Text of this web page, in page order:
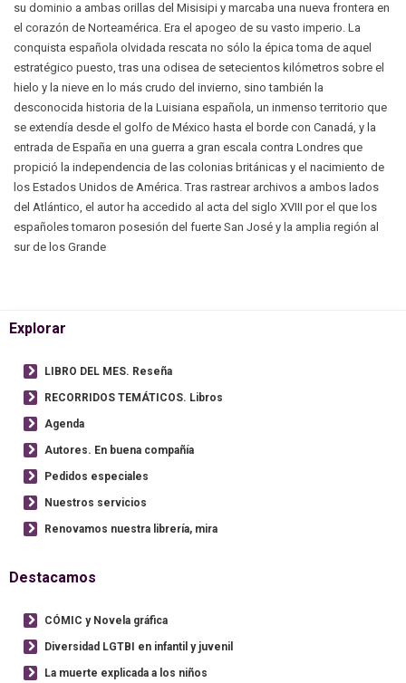
su dominio a ambas orillas del Misisipi y marcaba una nueva frontera en
el corazón de Norteamérica. Era el apogeo de su vasto imperio. La
conquista española olvidada rescata no sólo la épica toma de aquel
estratégico puesto, tras una odisea de setecientos kilómetros sobre el
hielo y la nieve en lo más crudo del invierno, sino también la
desconocida historia de la Luisiana española, un inmenso territorio que
se extendía desde el golfo de México hasta el borde con Canadá, y la
entrada de España en una guerra a gran escala contra Londres que
propició la independencia de las colonias británicas y el nacimiento de
los Estados Unidos de América. Tras rastrear archivos a ambos lados
del Atlántico, el autor ha accedido al acta del siglo XVIII por el que los
españoles tomaron posesión del fuerte San José y la amplia región al
sur de los Grande
Explorar
LIBRO DEL MES. Reseña
RECORRIDOS TEMÁTICOS. Libros
Agenda
Autores. En buena compañía
Pedidos especiales
Nuestros servicios
Renovamos nuestra librería, mira
Destacamos
CÓMIC y Novela gráfica
Diversidad LGTBI en infantil y juvenil
La muerte explicada a los niños